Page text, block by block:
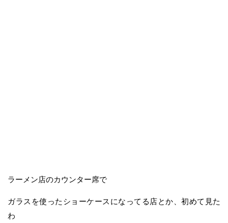
ラーメン店のカウンター席で
ガラスを使ったショーケースになってる店とか、初めて見た
わ